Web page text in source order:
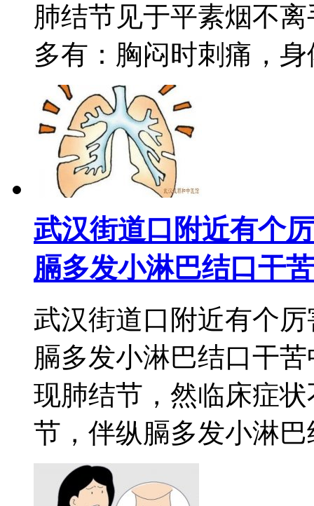
肺结节见于平素烟不
多有：胸闷时刺痛，身
武汉街道口附近有个
膈多发小淋巴结口干苦
武汉街道口附近有个
膈多发小淋巴结口干
现肺结节，然临床症
节，伴纵膈多发小淋巴